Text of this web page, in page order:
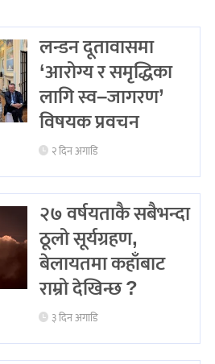
लन्डन दूतावासमा
‘आरोग्य र समृद्धिका
लागि स्व–जागरण’
विषयक प्रवचन
२ दिन अगाडि
२७ वर्षयताकै सबैभन्दा
ठूलो सूर्यग्रहण,
बेलायतमा कहाँबाट
राम्रो देखिन्छ ?
३ दिन अगाडि